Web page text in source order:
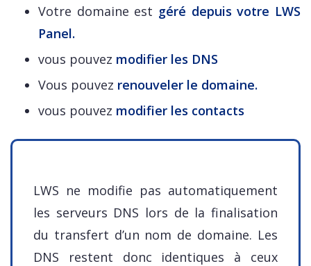
Votre domaine est géré depuis votre LWS
Panel.
vous pouvez modifier les DNS
Vous pouvez renouveler le domaine.
vous pouvez modifier les contacts
LWS ne modifie pas automatiquement
les serveurs DNS lors de la finalisation
du transfert d’un nom de domaine. Les
DNS restent donc identiques à ceux